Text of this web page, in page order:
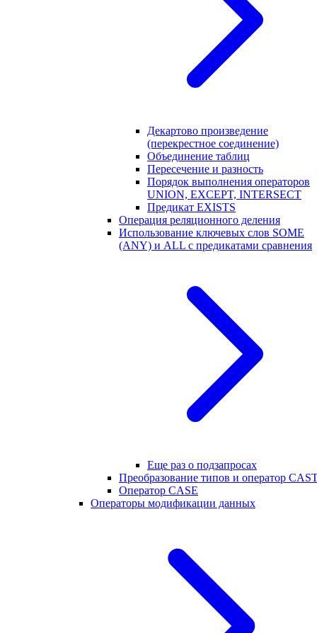
Декартово произведение
(перекрестное соединение)
Объединение таблиц
Пересечение и разность
Порядок выполнения операторов
UNION, EXCEPT, INTERSECT
Предикат EXISTS
Операция реляционного деления
Использование ключевых слов SOME
(ANY) и ALL с предикатами сравнения
Еще раз о подзапросах
Преобразование типов и оператор
Оператор CASE
Операторы модификации данных